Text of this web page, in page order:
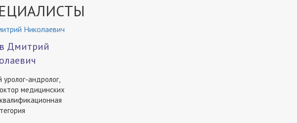
Дмитрий
уролог-андролог,
медицинских